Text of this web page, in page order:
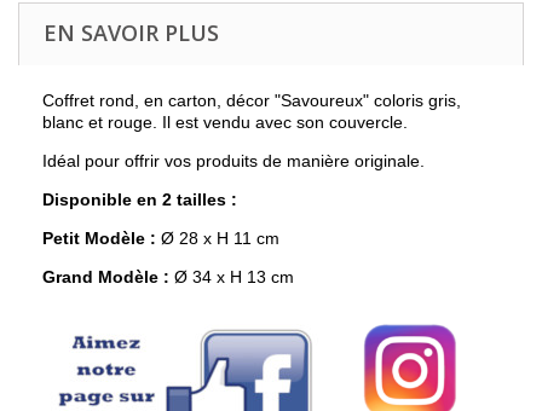
EN SAVOIR PLUS
Coffret rond, en carton, décor "Savoureux" coloris gris,
blanc et rouge. Il est vendu avec son couvercle.
Idéal pour offrir vos produits de manière originale.
Disponible en 2 tailles :
Petit Modèle : Ø 28 x H 11 cm
Grand Modèle : Ø 34 x H 13 cm